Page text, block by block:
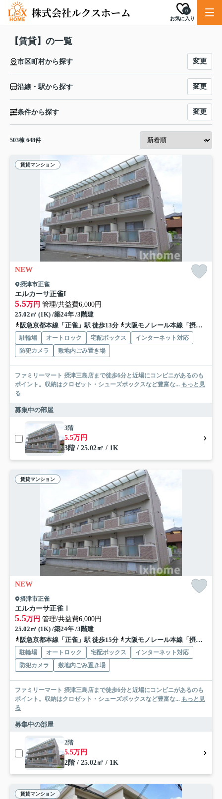
お気に入り
0
【賃貸】の一覧
市区町村から探す 変更
沿線・駅から探す 変更
条件から探す 変更
503棟 648件
賃貸マンション
NEW
摂津市正雀
エルカーサ正雀I
5.5万円 管理/共益費6,000円
25.02㎡ (1K) /築24年 /3階建
阪急京都本線「正雀」駅 徒歩13分
大阪モノレール本線「摂津」駅 徒歩15分
駐輪場 オートロック 宅配ボックス
インターネット対応
防犯カメラ
敷地内ごみ置き場
ファミリーマート 摂津三島店まで徒歩6分と近場にコンビニがあるのも
ポイント。収納はクロゼット・シューズボックスなど豊富な... もっと見
る
募集中の部屋
3階
5.5万円
3階 / 25.02㎡ / 1K
賃貸マンション
NEW
摂津市正雀
エルカーサ正雀Ⅰ
5.5万円 管理/共益費6,000円
25.02㎡ (1K) /築24年 /3階建
阪急京都本線「正雀」駅 徒歩15分
大阪モノレール本線「摂津」駅 徒歩15分
駐輪場 オートロック 宅配ボックス
インターネット対応
防犯カメラ
敷地内ごみ置き場
ファミリーマート 摂津三島店まで徒歩6分と近場にコンビニがあるのも
ポイント。収納はクロゼット・シューズボックスなど豊富な... もっと見
る
募集中の部屋
2階
5.5万円
2階 / 25.02㎡ / 1K
賃貸マンション